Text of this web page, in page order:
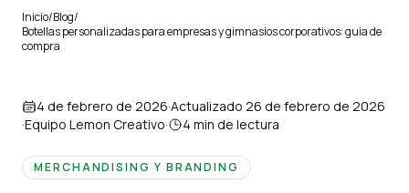
Inicio/Blog/
Botellas personalizadas para empresas y gimnasios corporativos: guia de
compra
4 de febrero de 2026·Actualizado 26 de febrero de 2026
·Equipo Lemon Creativo· 4 min de lectura
MERCHANDISING Y BRANDING